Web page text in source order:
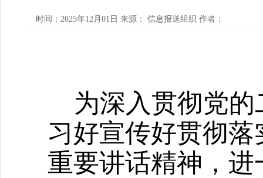
时间：2025年12月01日 来源： 信息报送组织 作者：
为深入贯彻党
习好宣传好贯彻
重要讲话精神，